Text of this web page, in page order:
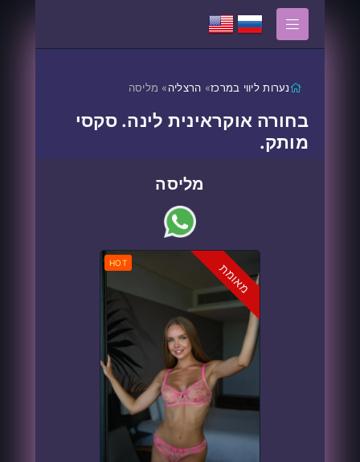
נערות ליווי במרכז» הרצליה» מליסה
בחורה אוקראינית לינה. סקסי
מותק.
מליסה
HOT מאומת